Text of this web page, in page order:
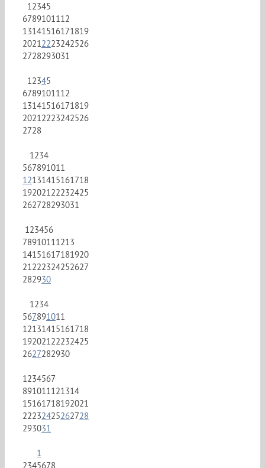
12345
6789101112
13141516171819
20212223242526
2728293031
12345
6789101112
13141516171819
20212223242526
2728
1234
567891011
12131415161718
19202122232425
262728293031
123456
78910111213
14151617181920
21222324252627
282930
1234
567891011
12131415161718
19202122232425
2627282930
1234567
891011121314
15161718192021
22232425262728
293031
1
2345678